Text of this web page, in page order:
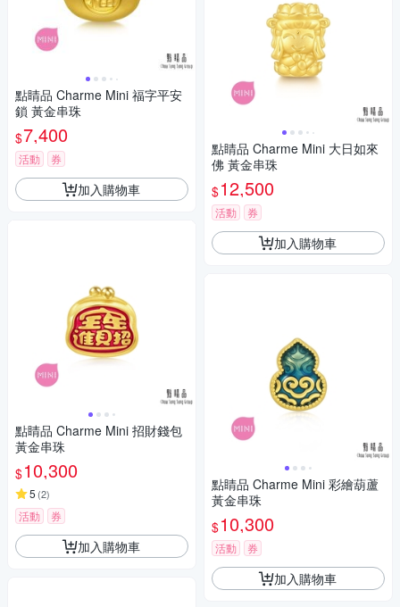
點睛品 Charme Mini 福字平安
鎖 黃金串珠
$7,400
活動 券
加入購物車
點睛品 Charme Mini 招財錢包
黃金串珠
$10,300
5 (2)
活動 券
加入購物車
點睛品 Charme Mini 大日如來
佛 黃金串珠
$12,500
活動 券
加入購物車
點睛品 Charme Mini 彩繪葫蘆
黃金串珠
$10,300
活動 券
加入購物車